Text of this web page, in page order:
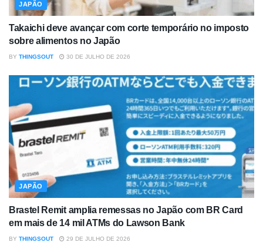
JAPÃO
Takaichi deve avançar com corte temporário no imposto
sobre alimentos no Japão
BY THINGSOUT 30 DE JULHO DE 2026
JAPÃO
Brastel Remit amplia remessas no Japão com BR Card
em mais de 14 mil ATMs do Lawson Bank
BY THINGSOUT 29 DE JULHO DE 2026